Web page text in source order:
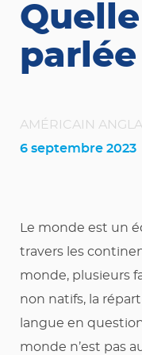
AMÉRICAIN
6 septembre 2023
Le monde est un
travers les
monde, plusieurs
non natifs, la
langue en
monde n’est pas